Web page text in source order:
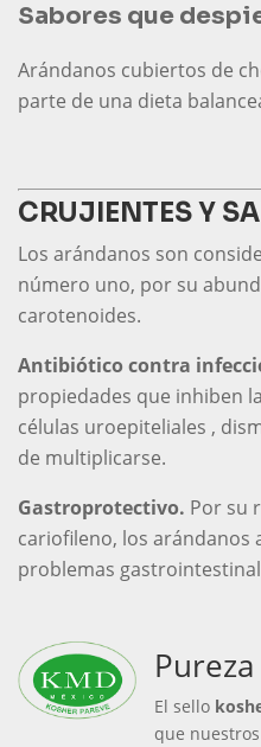
Sabores que
Arándanos cubiertos de
parte de una dieta
CRUJIENTES Y
Los arándanos son
número uno, por su
carotenoides.
Antibiótico contra
propiedades que inhiben
células uroepiteliales ,
de multiplicarse.
Gastroprotectivo. Por su
cariofileno, los arándanos
problemas
El sello
que